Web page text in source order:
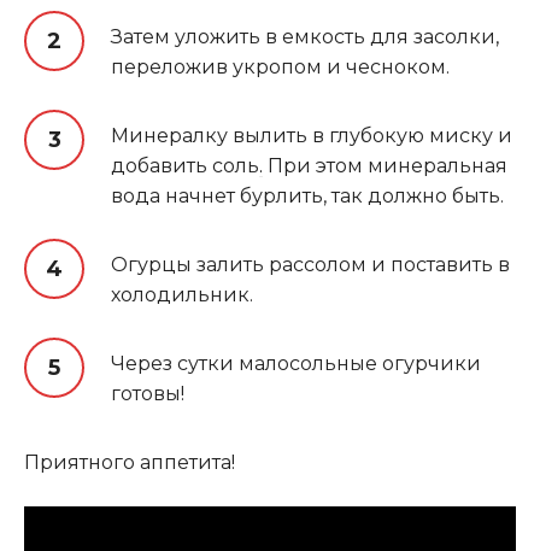
Затем уложить в емкость для засолки,
переложив укропом и чесноком.
Минералку вылить в глубокую миску и
добавить соль. При этом минеральная
вода начнет бурлить, так должно быть.
Огурцы залить рассолом и поставить в
холодильник.
Через сутки малосольные огурчики
готовы!
Приятного аппетита!